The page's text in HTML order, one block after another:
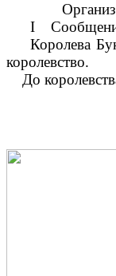
I Сообщение
Королева
королевство.
До